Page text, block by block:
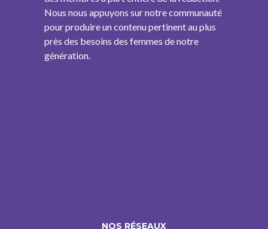
Nous nous appuyons sur notre communauté
pour produire un contenu pertinent au plus
près des besoins des femmes de notre
génération.
NOS RÉSEAUX